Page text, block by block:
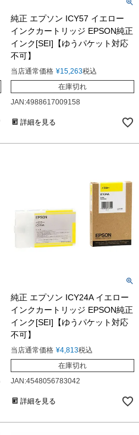
純正 エプソン ICY57 イエロー
インクカートリッジ EPSON純正
インク[SEI]【ゆうパケット対応
不可】
当店通常価格 ¥15,263税込
在庫切れ
JAN:4988617009158
詳細を見る
純正 エプソン ICY24A イエロー
インクカートリッジ EPSON純正
インク[SEI]【ゆうパケット対応
不可】
当店通常価格 ¥4,813税込
在庫切れ
JAN:4548056783042
詳細を見る